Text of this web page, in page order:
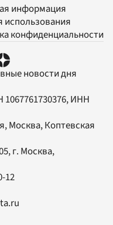
информация
использования
конфиденциальности
новости дня
1067761730376, ИНН
Москва, Коптевская
, г. Москва,
12